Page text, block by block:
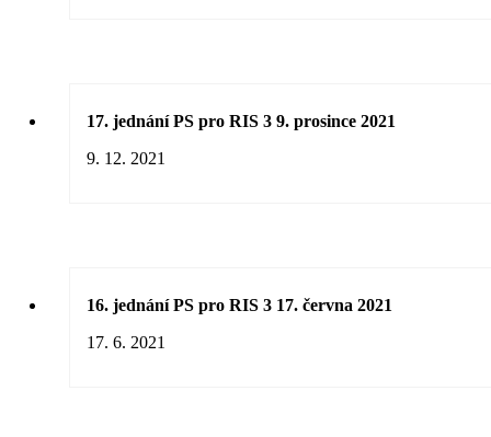
17. jednání PS pro RIS 3 9. prosince 2021
9. 12. 2021
16. jednání PS pro RIS 3 17. června 2021
17. 6. 2021